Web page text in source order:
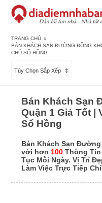
TRANG CHỦ »
BÁN KHÁCH SẠN ĐƯỜNG ĐỒNG KHỞI QUẬN 1 GIÁ TỐT | VỊ TRÍ ĐẸP | CHÍNH
CHỦ SỔ HỒNG
Tùy Chọn Sắp Xếp
Bán Khách Sạn
Quận 1 Giá Tốt |
Sổ Hồng
Bán Khách Sạn
với hơn100 Thông Tin
Tục Mỗi Ngày. Vị Trí
Làm Việc Trực Tiếp